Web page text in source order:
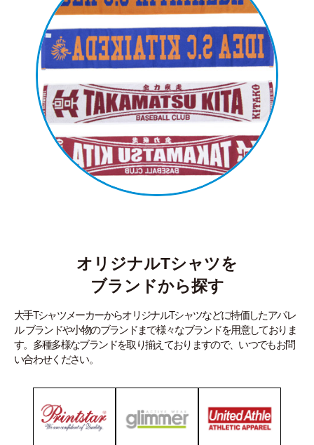
オリジナルTシャツを
ブランドから探す
大手TシャツメーカーからオリジナルTシャツなどに特価したアパレ
ル ブランドや小物のブランドまで様々なブランドを用意しておりま
す。多種多様なブランドを取り揃えておりますので、いつでもお問
い合わせください。